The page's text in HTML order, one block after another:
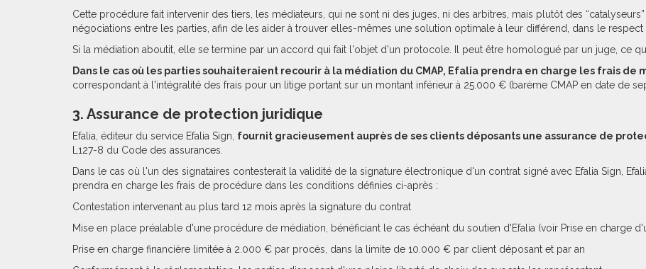
Cette procédure fait intervenir des tiers, les médiateurs, qui ne sont ni des juges, ni des arbitres, mais plutôt des
négociations entre les parties, afin de les aider à trouver elles-mêmes une solution optimale à leur différend, dans le
Si la médiation aboutit, elle se termine par un accord qui fait l'objet d'un protocole. Il peut être homologué par un juge, ce
Dans le cas où les parties souhaiteraient recourir à la médiation du CMAP, Efalia prendra en charge les frais de
correspondant à l'intégralité des frais pour un litige portant sur un montant inférieur à 25.000 € (barème CMAP en date de
3. Assurance de protection juridique
Efalia, éditeur du service Efalia Sign, fournit gracieusement auprès de ses clients déposants une assurance de
L127-8 du Code des assurances.
Dans le cas où l'un des signataires contesterait la validité de la signature électronique d'un contrat signé avec Efalia Sign,
prendra en charge les frais de procédure dans les conditions définies ci-après :
Contestation intervenant au plus tard 12 mois après la signature du contrat
Mise en place préalable d'une procédure de médiation, bénéficiant le cas échéant du soutien d'Efalia (voir Prise en charge
Prise en charge financière limitée à 2.000 € par procès, dans la limite de 10.000 € par client déposant et par an